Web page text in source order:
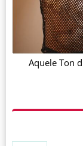
Aquele Ton